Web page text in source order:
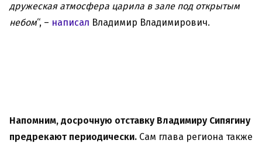
дружеская атмосфера царила в зале под открытым
небом“, – написал Владимир Владимирович.
Напомним, досрочную отставку Владимиру Сипягину
предрекают периодически. Сам глава региона также